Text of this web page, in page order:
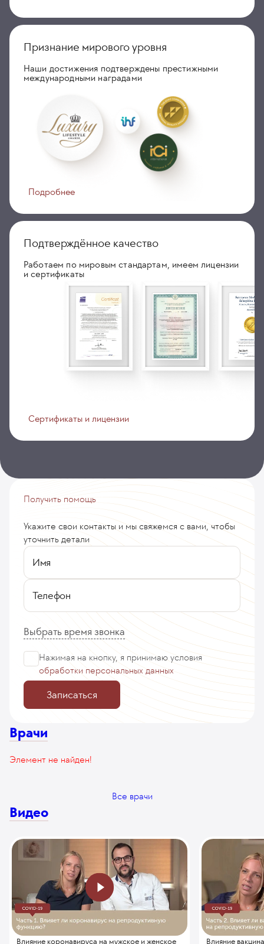
Признание мирового уровня
Наши достижения подтверждены престижными
международными наградами
Подробнее
Подтверждённое качество
Работаем по мировым стандартам, имеем лицензии
и сертификаты
Сертификаты и лицензии
Получить помощь
Укажите свои контакты и мы свяжемся с вами, чтобы
уточнить детали
Имя
Телефон
Выбрать время звонка
Нажимая на кнопку, я принимаю условия
обработки персональных данных
Записаться
Врачи
Все врачи
Элемент не найден!
Видео
Влияние коронавируса на мужское и женское Влияние